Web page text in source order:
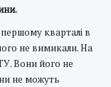
кварталі в
не вимикали. На
Вони його не
не можуть